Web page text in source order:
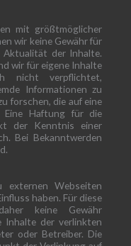
mit größtmöglicher
wir keine Gewähr für
der Inhalte.
wir für eigene Inhalte
nicht verpflichtet,
Informationen zu
forschen, die auf eine
Eine Haftung für die
der Kenntnis einer
Bei Bekanntwerden
Webseiten
haben. Für diese
keine Gewähr
Inhalte der verlinkten
oder Betreiber. Die